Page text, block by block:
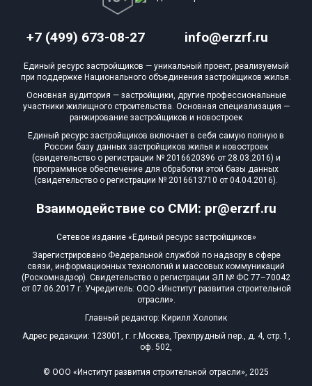
Блокированных домов
Поселков таунхаусов
0 из 4
Блокированных домов
0 из 31
Квартир, апартаментов,
блоков в БД
0 из 1 460
+7 (499) 673-08-27 info@erzrf.ru
Взаимодействие со СМИ: pr@erzrf.ru
Единый ресурс застройщиков — уникальный проект, реализуемый
при поддержке Национального объединения застройщиков жилья.
Основная аудитория — застройщики, другие профессиональные
участники жилищного строительства. Основная специализация —
ранжирование застройщиков и новостроек
Единый ресурс застройщиков включает в себя самую полную в
России базу данных застройщиков жилья и новостроек
(свидетельство о регистрации № 2016620396 от 28.03.2016) и
программное обеспечение для обработки этой базы данных
(свидетельство о регистрации № 2016613710 от 04.04.2016).
Сетевое издание «Единый ресурс застройщиков»
Зарегистрировано Федеральной службой по надзору в сфере
связи, информационных технологий и массовых коммуникаций
(Роскомнадзор). Свидетельство о регистрации ЭЛ № ФС 77–70042
от 07.06.2017 г. Учредитель: ООО «Институт развития строительной
отрасли».
Главный редактор: Кирилл Холопик
Адрес редакции: 123001, г. г.Москва, Трехпрудный пер., д. 4, стр. 1,
оф. 502,
© ООО «Институт развития строительной отрасли», 2025